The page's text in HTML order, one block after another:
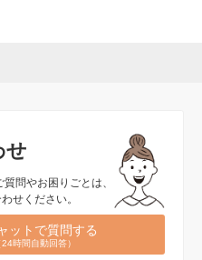
せ
問やお困りごとは、
せください。
ットで質問する
24時間自動回答）